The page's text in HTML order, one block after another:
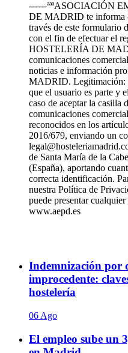
------ªªªASOCIACIÓN
DE MADRID te informa
través de este formulario
con el fin de efectuar el
HOSTELERÍA DE
comunicaciones
noticias e información
MADRID. Legitimación:
que el usuario es parte y
caso de aceptar la casilla
comunicaciones
reconocidos en los
2016/679, enviando un
de Santa María de la
(España), aportando
correcta identificación.
nuestra Política de
puede presentar
www.aepd.es
Indemnización por
improcedente:
hostelería
06 Ago
El empleo sube un